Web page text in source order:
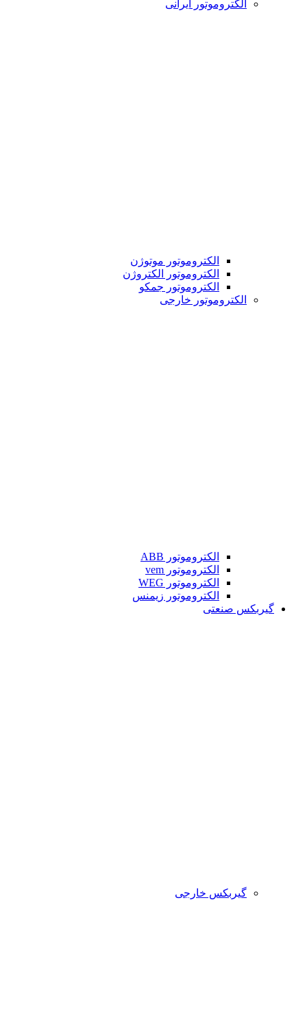
الکتروموتور ایرانی
الکتروموتور موتوژن
الکتروموتور الکتروژن
الکتروموتور جمکو
الکتروموتور خارجی
الکتروموتور ABB
الکتروموتور vem
الکتروموتور WEG
الکتروموتور زیمنس
گیربکس صنعتی
گیربکس خارجی